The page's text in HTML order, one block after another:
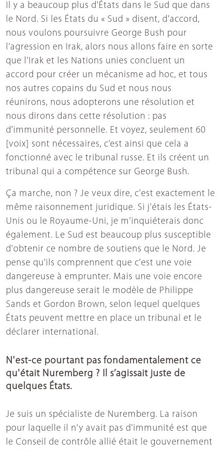
Il y a beaucoup plus d'États dans le Sud que dans
le Nord. Si les États du « Sud » disent, d'accord,
nous voulons poursuivre George Bush pour
l’agression en Irak, alors nous allons faire en sorte
que l'Irak et les Nations unies concluent un
accord pour créer un mécanisme ad hoc, et tous
nos autres copains du Sud et nous nous
réunirons, nous adopterons une résolution et
nous dirons dans cette résolution : pas
d'immunité personnelle. Et voyez, seulement 60
[voix] sont nécessaires, c’est ainsi que cela a
fonctionné avec le tribunal russe. Et ils créent un
tribunal qui a compétence sur George Bush.
Ça marche, non ? Je veux dire, c'est exactement le
même raisonnement juridique. Si j'étais les États-
Unis ou le Royaume-Uni, je m'inquiéterais donc
également. Le Sud est beaucoup plus susceptible
d'obtenir ce nombre de soutiens que le Nord. Je
pense qu'ils comprennent que c'est une voie
dangereuse à emprunter. Mais une voie encore
plus dangereuse serait le modèle de Philippe
Sands et Gordon Brown, selon lequel quelques
États peuvent mettre en place un tribunal et le
déclarer international.
N'est-ce pourtant pas fondamentalement ce
qu'était Nuremberg ? Il s’agissait juste de
quelques États.
Je suis un spécialiste de Nuremberg. La raison
pour laquelle il n'y avait pas d'immunité est que
le Conseil de contrôle allié était le gouvernement